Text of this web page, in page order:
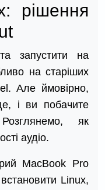
рішення
запустити на
на старіших
Але ймовірно,
і ви побачите
як
аудіо.
MacBook Pro
Linux,